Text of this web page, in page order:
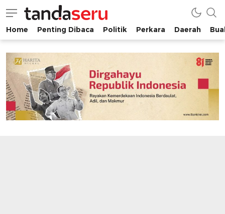
tandaseru.com | Penting Dibaca
tandaseru.com
Home Penting Dibaca Politik Perkara Daerah